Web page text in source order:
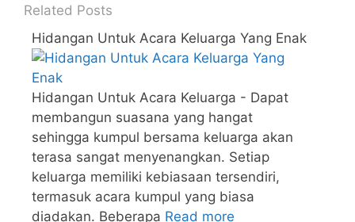
Related Posts
Hidangan Untuk Acara Keluarga Yang Enak
Hidangan Untuk Acara Keluarga - Dapat
membangun suasana yang hangat
sehingga kumpul bersama keluarga akan
terasa sangat menyenangkan. Setiap
keluarga memiliki kebiasaan tersendiri,
termasuk acara kumpul yang biasa
diadakan. Beberapa Read more